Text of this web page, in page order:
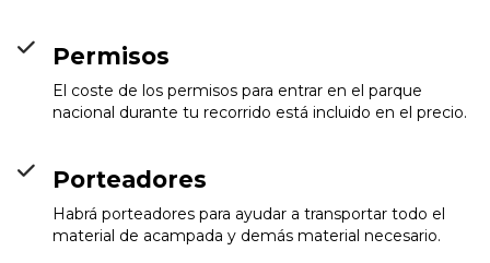
Permisos
El coste de los permisos para entrar en el parque
nacional durante tu recorrido está incluido en el precio.
Porteadores
Habrá porteadores para ayudar a transportar todo el
material de acampada y demás material necesario.